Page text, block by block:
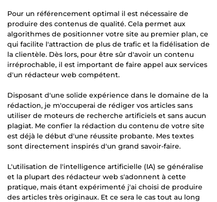
Pour un référencement optimal il est nécessaire de
produire des contenus de qualité. Cela permet aux
algorithmes de positionner votre site au premier plan, ce
qui facilite l'attraction de plus de trafic et la fidélisation de
la clientèle. Dès lors, pour être sûr d'avoir un contenu
irréprochable, il est important de faire appel aux services
d'un rédacteur web compétent.
Disposant d'une solide expérience dans le domaine de la
rédaction, je m'occuperai de rédiger vos articles sans
utiliser de moteurs de recherche artificiels et sans aucun
plagiat. Me confier la rédaction du contenu de votre site
est déjà le début d'une réussite probante. Mes textes
sont directement inspirés d'un grand savoir-faire.
L'utilisation de l'intelligence artificielle (IA) se généralise
et la plupart des rédacteur web s'adonnent à cette
pratique, mais étant expérimenté j'ai choisi de produire
des articles très originaux. Et ce sera le cas tout au long